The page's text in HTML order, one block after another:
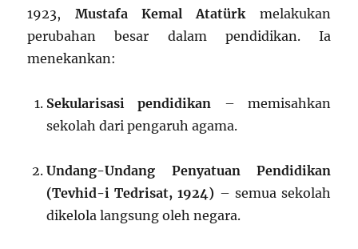
1923, Mustafa Kemal Atatürkmelakukan
perubahan besar dalam pendidikan. Ia
menekankan:
Sekularisasi pendidikan – memisahkan
sekolah dari pengaruh agama.
Undang-Undang Penyatuan Pendidikan
(Tevhid-i Tedrisat, 1924) – semua sekolah
dikelola langsung oleh negara.